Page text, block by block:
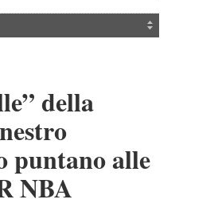
della
puntano alle
NBA